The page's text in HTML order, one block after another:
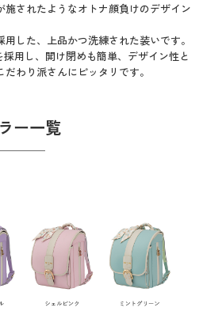
されたようなオトナ顔負けのデザイン
した、上品かつ洗練された装いです。
用し、開け閉めも簡単、デザイン性と
わり派さんにピッタリです。
ー一覧